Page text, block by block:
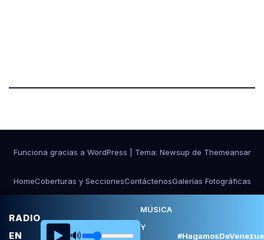
RADIO
EN
▶️ 🔊
MÚSICA
Y
Funciona gracias a WordPress Tema: Newsup de Themeansar
HomeCoberturas y SeccionesContáctenosGalerías Fotográficas
Ponle Música al Deporte